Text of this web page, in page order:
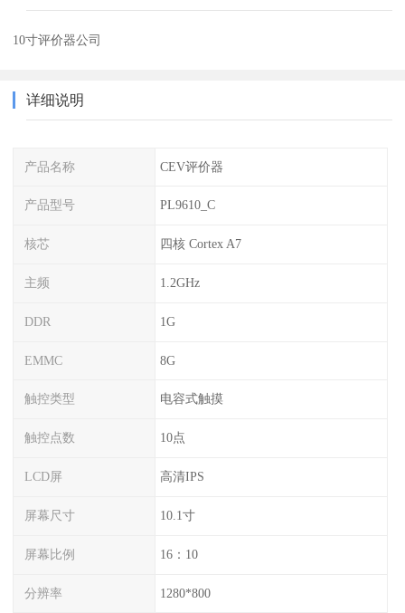
10寸评价器公司
详细说明
产品名称 CEV评价器
产品型号 PL9610_C
核芯 四核 Cortex A7
主频 1.2GHz
DDR 1G
EMMC 8G
触控类型 电容式触摸
触控点数 10点
LCD屏 高清IPS
屏幕尺寸 10.1寸
屏幕比例 16：10
分辨率 1280*800